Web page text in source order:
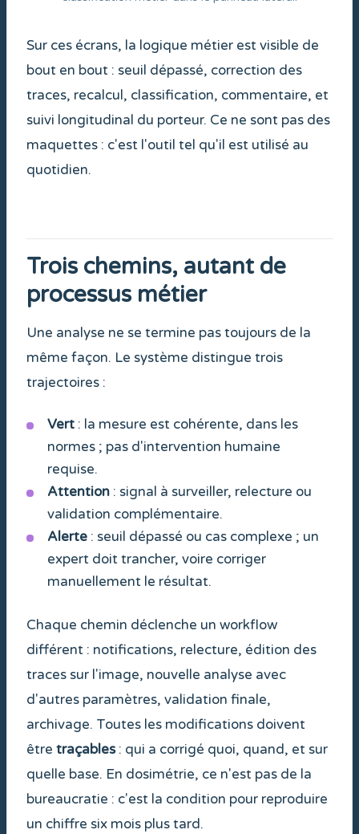
Sur ces écrans, la logique métier est visible de
bout en bout : seuil dépassé, correction des
traces, recalcul, classification, commentaire, et
suivi longitudinal du porteur. Ce ne sont pas des
maquettes : c'est l'outil tel qu'il est utilisé au
quotidien.
Trois chemins, autant de
processus métier
Une analyse ne se termine pas toujours de la
même façon. Le système distingue trois
trajectoires :
Vert: la mesure est cohérente, dans les
normes ; pas d'intervention humaine
requise.
Attention: signal à surveiller, relecture ou
validation complémentaire.
Alerte: seuil dépassé ou cas complexe ; un
expert doit trancher, voire corriger
manuellement le résultat.
Chaque chemin déclenche un workflow
différent : notifications, relecture, édition des
traces sur l'image, nouvelle analyse avec
d'autres paramètres, validation finale,
archivage. Toutes les modifications doivent
être traçables: qui a corrigé quoi, quand, et sur
quelle base. En dosimétrie, ce n'est pas de la
bureaucratie : c'est la condition pour reproduire
un chiffre six mois plus tard.